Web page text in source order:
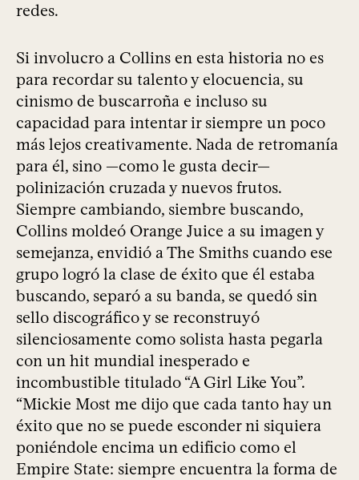
redes.
Si involucro a Collins en esta historia no es
para recordar su talento y elocuencia, su
cinismo de buscarroña e incluso su
capacidad para intentar ir siempre un poco
más lejos creativamente. Nada de retromanía
para él, sino —como le gusta decir—
polinización cruzada y nuevos frutos.
Siempre cambiando, siembre buscando,
Collins moldeó Orange Juice a su imagen y
semejanza, envidió a The Smiths cuando ese
grupo logró la clase de éxito que él estaba
buscando, separó a su banda, se quedó sin
sello discográfico y se reconstruyó
silenciosamente como solista hasta pegarla
con un hit mundial inesperado e
incombustible titulado “A Girl Like You”.
“Mickie Most me dijo que cada tanto hay un
éxito que no se puede esconder ni siquiera
poniéndole encima un edificio como el
Empire State: siempre encuentra la forma de